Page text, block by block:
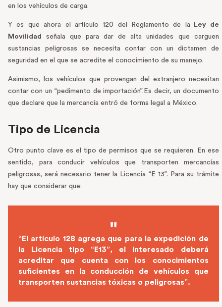
en los vehículos de carga.
Y es que ahora el artículo 120 del Reglamento de la Ley de
Movilidad
señala que para dar de alta unidades que carguen
sustancias peligrosas se necesita contar con un dictamen de
seguridad en el que se acredite el conocimiento de su manejo.
Asimismo, los vehículos que provengan del extranjero necesitan
contar con un “pedimento de importación”.Es decir, un documento
que declare que la mercancía entró de forma legal a México.
Tipo de Licencia
Otro punto clave es el tipo de permisos que se requieren. En ese
sentido, para conducir vehículos que transporten mercancías
peligrosas, será necesario tener la Licencia “E 13”. Para su trámite
hay que considerar que:
“El artículo 128 agrega que para la expedición de
la Licencia tipo “E13”, el interesado deberá
acreditar que cuenta con los conocimientos
suficientes en la conducción de vehículos que
transporten sustancias tóxicas o peligrosas”.